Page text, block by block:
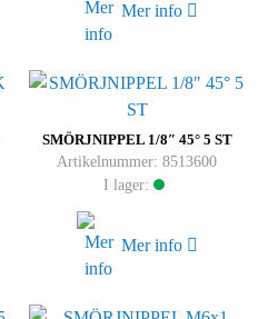
Mer info
SMÖRJNIPPEL 1/8″ 45° 5 ST
Artikelnummer: 8513600
I lager:
Mer info